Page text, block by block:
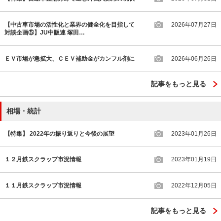
【中古車市場の活性化と業界の健全化を目指して
対談企画⑤】JU中販連 塚田…
2026年07月27日
ＥＶ市場が急拡大、ＣＥＶ補助金がカンフル剤に 2026年06月26日
記事をもっと見る
相場・統計
【特集】 2022年の振り返りと今後の展望 2023年01月26日
１２月鉄スクラップ市況情報 2023年01月19日
１１月鉄スクラップ市況情報 2022年12月05日
記事をもっと見る